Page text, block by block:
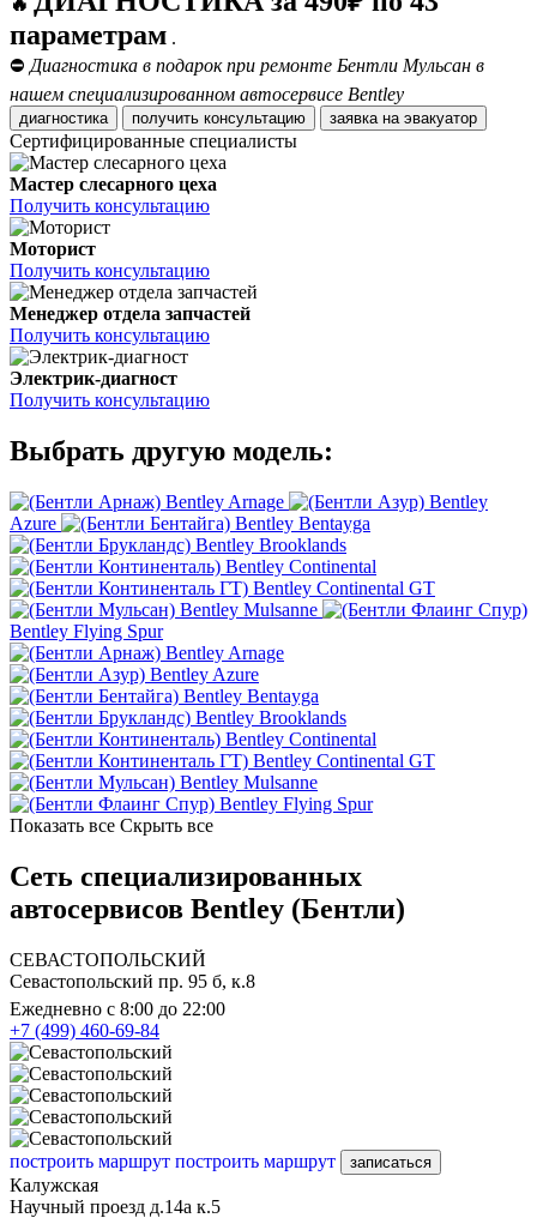
🔥
параметрам .
⛔ Диагностика в подарок при ремонте Бентли Мульсан в
нашем специализированном автосервисе Bentley
диагностика получить консультацию заявка на эвакуатор
Сертифицированные специалисты
Мастер слесарного цеха
Получить консультацию
Моторист
Получить консультацию
Менеджер отдела запчастей
Получить консультацию
Электрик-диагност
Получить консультацию
Выбрать другую модель:
Bentley Arnage
Bentley
Azure
Bentley Bentayga
Bentley Brooklands
Bentley Continental
Bentley Continental GT
Bentley Mulsanne
Bentley Flying Spur
Bentley Arnage
Bentley Azure
Bentley Bentayga
Bentley Brooklands
Bentley Continental
Bentley Continental GT
Bentley Mulsanne
Bentley Flying Spur
Показать все Скрыть все
Сеть специализированных
автосервисов Bentley (Бентли)
СЕВАСТОПОЛЬСКИЙ
Севастопольский пр. 95 б, к.8
Ежедневно с 8:00 до 22:00
+7 (499) 460-69-84
построить маршрут построить маршрут записаться
Калужская
Научный проезд д.14а к.5